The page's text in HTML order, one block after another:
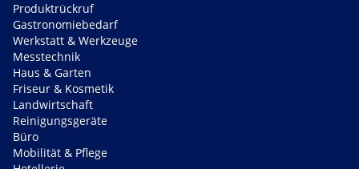
Produktrückruf
Gastronomiebedarf
Werkstatt & Werkzeuge
Messtechnik
Haus & Garten
Friseur & Kosmetik
Landwirtschaft
Reinigungsgeräte
Büro
Mobilität & Pflege